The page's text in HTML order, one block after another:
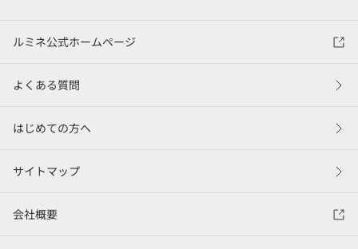
ルミネ公式ホームページ
よくある質問
はじめての方へ
サイトマップ
会社概要